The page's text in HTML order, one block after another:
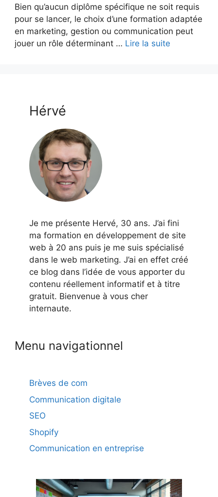
Bien qu’aucun diplôme spécifique ne soit requis
pour se lancer, le choix d’une formation adaptée
en marketing, gestion ou communication peut
jouer un rôle déterminant … Lire la suite
Hérvé
Je me présente Hervé, 30 ans. J’ai fini
ma formation en développement de site
web à 20 ans puis je me suis spécialisé
dans le web marketing. J’ai en effet créé
ce blog dans l’idée de vous apporter du
contenu réellement informatif et à titre
gratuit. Bienvenue à vous cher
internaute.
Menu navigationnel
Brèves de com
Communication digitale
SEO
Shopify
Communication en entreprise